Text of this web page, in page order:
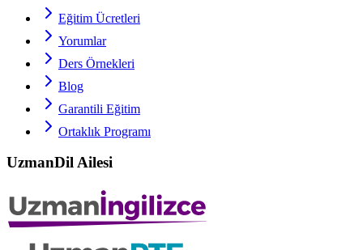
Eğitim Ücretleri
Yorumlar
Ders Örnekleri
Blog
Garantili Eğitim
Ortaklık Programı
UzmanDil Ailesi